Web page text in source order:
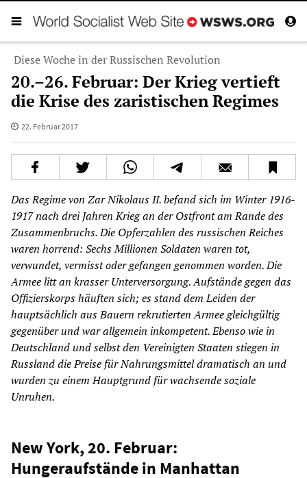
Diese Woche in der Russischen Revolution
20.–26. Februar: Der Krieg vertieft
die Krise des zaristischen Regimes
22. Februar 2017
Das Regime von Zar Nikolaus II. befand sich im Winter 1916-
1917 nach drei Jahren Krieg an der Ostfront am Rande des
Zusammenbruchs. Die Opferzahlen des russischen Reiches
waren horrend: Sechs Millionen Soldaten waren tot,
verwundet, vermisst oder gefangen genommen worden. Die
Armee litt an krasser Unterversorgung. Aufstände gegen das
Offizierskorps häuften sich; es stand dem Leiden der
hauptsächlich aus Bauern rekrutierten Armee gleichgültig
gegenüber und war allgemein inkompetent. Ebenso wie in
Deutschland und selbst den Vereinigten Staaten stiegen in
Russland die Preise für Nahrungsmittel dramatisch an und
wurden zu einem Hauptgrund für wachsende soziale
Unruhen.
New York, 20. Februar:
Hungeraufstände in Manhattan